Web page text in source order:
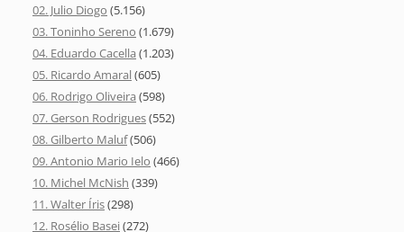
02. Julio Diogo (5.156)
03. Toninho Sereno (1.679)
04. Eduardo Cacella (1.203)
05. Ricardo Amaral(605)
06. Rodrigo Oliveira (598)
07. Gerson Rodrigues(552)
08. Gilberto Maluf(506)
09. Antonio Mario Ielo (466)
10. Michel McNish (339)
11. Walter Íris(298)
12. Rosélio Basei(272)